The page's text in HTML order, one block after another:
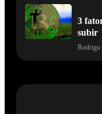
3
subir
Rodrigo